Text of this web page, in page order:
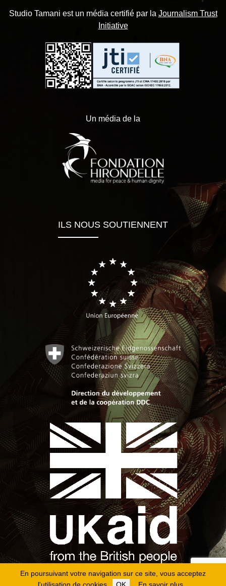
En poursuivant votre navigation sur ce site, vous acceptez
Studio Tamani est un média certifié par la Journalism Trust
Initiative
Un média de la
ILS NOUS SOUTIENNENT